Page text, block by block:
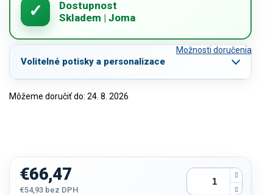
Volitelné potisky a personalizace
Môžeme doručiť do: 24. 8. 2026
Možnosti doručenia
€66,47
€54,93 bez DPH